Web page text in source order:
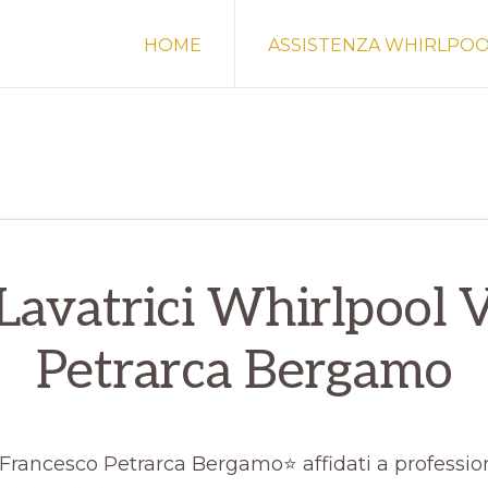
HOME ASSISTENZA
Whirlpool
Petrarca Bergamo
Petrarca Bergamo⭐ affidati a